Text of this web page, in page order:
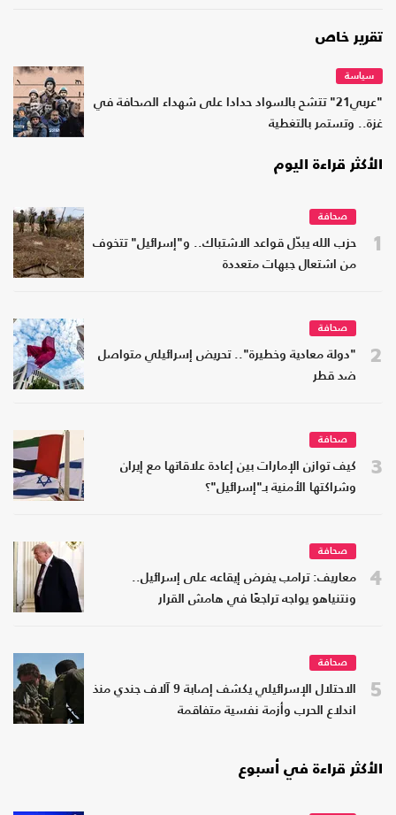
تقرير خاص
سياسة
"عربي21" تتشح بالسواد حدادا على شهداء الصحافة في
غزة.. وتستمر بالتغطية
الأكثر قراءة اليوم
1
صحافة
حزب الله يبدّل قواعد الاشتباك.. و"إسرائيل" تتخوف
من اشتعال جبهات متعددة
2
صحافة
"دولة معادية وخطيرة".. تحريض إسرائيلي متواصل
ضد قطر
3
صحافة
كيف توازن الإمارات بين إعادة علاقاتها مع إيران
وشراكتها الأمنية بـ"إسرائيل"؟
4
صحافة
معاريف: ترامب يفرض إيقاعه على إسرائيل..
ونتنياهو يواجه تراجعًا في هامش القرار
5
صحافة
الاحتلال الإسرائيلي يكشف إصابة 9 آلاف جندي منذ
اندلاع الحرب وأزمة نفسية متفاقمة
الأكثر قراءة في أسبوع